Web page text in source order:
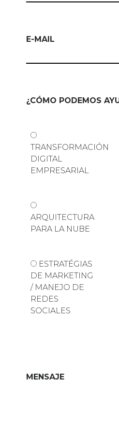
E-MAIL
¿CÓMO PODEMOS
TRANSFORMACIÓN
DIGITAL
EMPRESARIAL
ARQUITECTURA
PARA LA NUBE
ESTRATÉGIAS
DE MARKETING
/ MANEJO DE
REDES
SOCIALES
MENSAJE